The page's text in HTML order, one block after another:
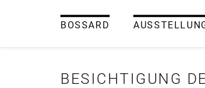
BOSSARD
BESICHTIGUNG